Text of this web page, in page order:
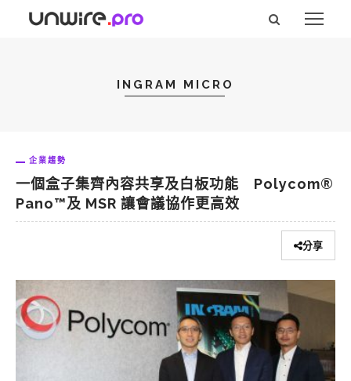
INGRAM MICRO
企業趨勢
一個盒子集齊內容共享及白板功能 Polycom®
Pano™及 MSR 讓會議協作更高效
分享